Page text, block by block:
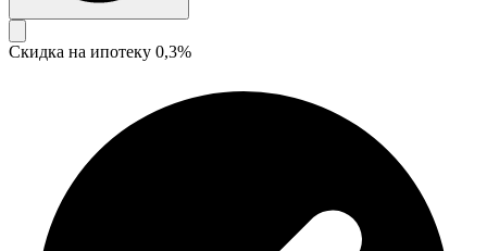
Скидка на ипотеку 0,3%